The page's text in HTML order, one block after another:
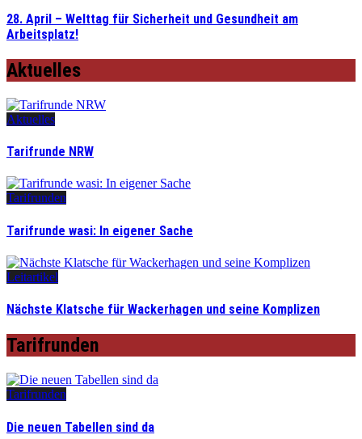
28. April – Welttag für Sicherheit und Gesundheit am
Arbeitsplatz!
Aktuelles
Aktuelles
Tarifrunde NRW
Tarifrunden
Tarifrunde wasi: In eigener Sache
Leitartikel
Nächste Klatsche für Wackerhagen und seine Komplizen
Tarifrunden
Tarifrunden
Die neuen Tabellen sind da